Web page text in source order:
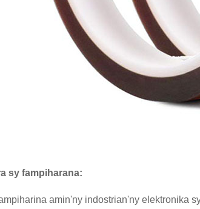
sy fampiharana:
amin'ny indostrian'ny elektronika